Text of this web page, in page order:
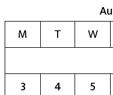
M
T W
3
4 5